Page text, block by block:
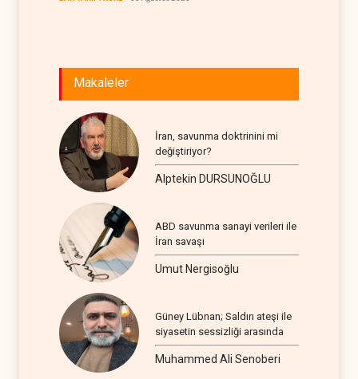
Makaleler
İran, savunma doktrinini mi
değiştiriyor?
Alptekin DURSUNOĞLU
ABD savunma sanayi verileri ile
İran savaşı
Umut Nergisoğlu
Güney Lübnan; Saldırı ateşi ile
siyasetin sessizliği arasında
Muhammed Ali Senoberi